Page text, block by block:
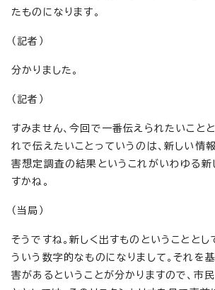
たものになります。
（記者）
分かりました。
（記者）
すみません、今回で一番伝えられたいこと
れで伝えたいことっていうのは、新しい情
害想定調査の結果というこれがいわゆる新
すかね。
（当局）
そうですね。新しく出すものということとし
ういう数字的なものになりまして。それを
害があるということが分かりますので、市